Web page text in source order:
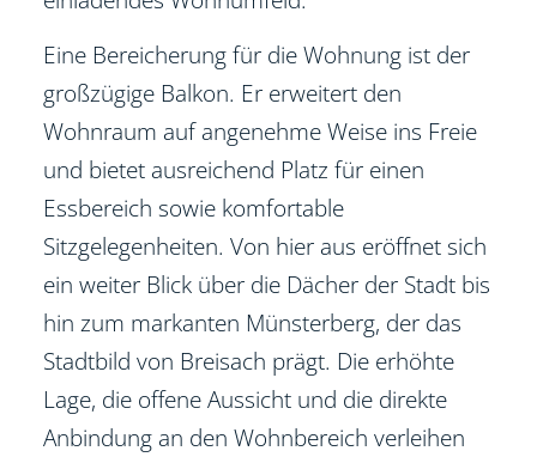
Eine Bereicherung für die Wohnung ist der
großzügige Balkon. Er erweitert den
Wohnraum auf angenehme Weise ins Freie
und bietet ausreichend Platz für einen
Essbereich sowie komfortable
Sitzgelegenheiten. Von hier aus eröffnet sich
ein weiter Blick über die Dächer der Stadt bis
hin zum markanten Münsterberg, der das
Stadtbild von Breisach prägt. Die erhöhte
Lage, die offene Aussicht und die direkte
Anbindung an den Wohnbereich verleihen